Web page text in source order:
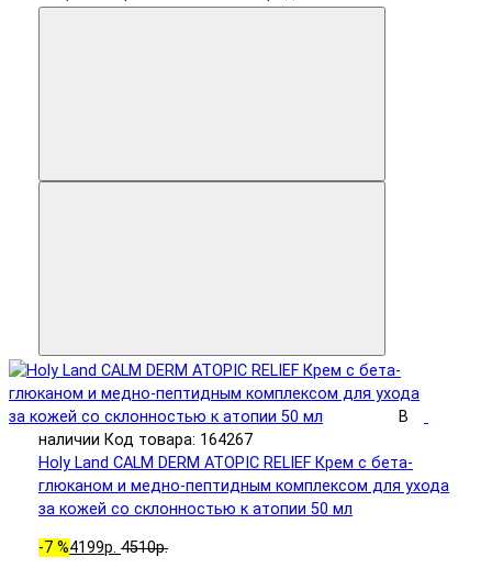
В
наличии Код товара: 164267
Holy Land CALM DERM ATOPIC RELIEF Крем с бета-
глюканом и медно-пептидным комплексом для ухода
за кожей со склонностью к атопии 50 мл
-7 %4199р. 4510р.